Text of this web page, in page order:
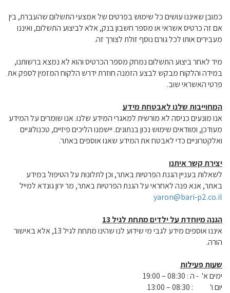
כמובן שאיננו עושים כל שימוש בפרטים של אמצעי התשלום שהעברת, בין
אם זה כרטיס אשראי או מספר חשבון בנק, אלא לביצוע התשלום, ואיננו
מעבירים אותו לכל גורם נוסף זולת לצורך זה.
מיד לאחר ביצוע התשלום נמחק מספר הכרטיס והוא לא נמצא ברשותנו,
במידה והלקוח מבקש לבצע הזמנה חוזרת ידרש הלקוח המזמין לספק את
פרטי האשראי שוב.
המחוייבות שלנו לאבטחת מידע
אנו מונעים כניסה לא מורשית למאגרי המידע שלנו. אנו שומרים על המידע
מעודכן, ומוודאים שימוש נכון בנתונים. יישמנו הליכים פיזיים, טכנולוגיים
ואלקטרוניים כדי לאבטח את המידע שאנו אוספים באתר.
יצירת קשר איתנו
לשאלות בעניין הגנת הפרטיות באתר, וכן לתלונות על הטיפול במידע
באתר, אנא פנה לאחראי על הגנת הפרטיות באתר, מר ירון גונדא למייל
yaron@bari-p2.co.il
הגנה מיוחדת על ילדים מתחת לגיל 13
איננו אוספים מידע לגבי מי שידוע לנו שהינו מתחת לגיל 13, אלא באישור
הורה.
שעות פעילות
ימים א' - ה : 08:30 – 19:00
יום ו' : 08:30 – 13:00